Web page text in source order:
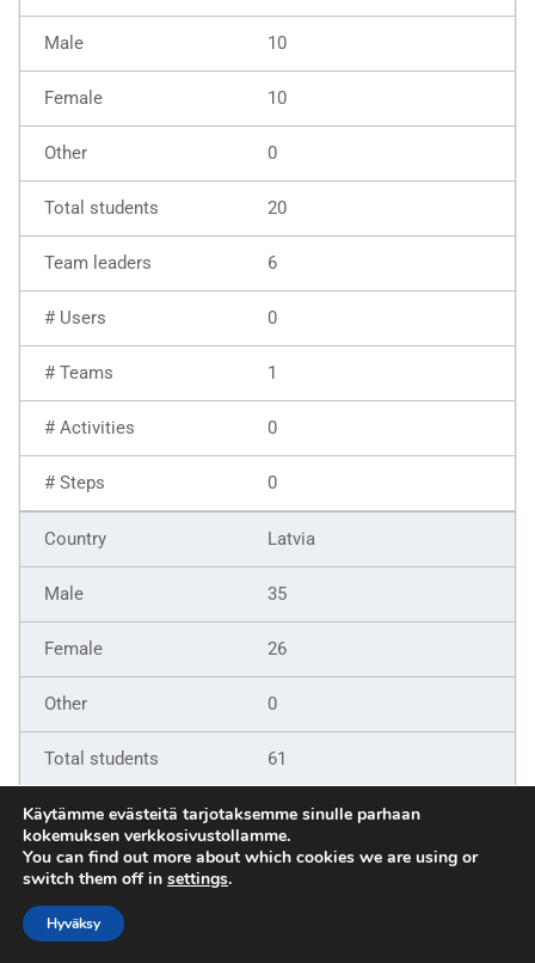
10
10
0
20
6
0
1
0
0
Latvia
35
26
0
61
9
6
Käytämme evästeitä tarjotaksemme sinulle parhaan
kokemuksen verkkosivustollamme.
You can find out more about which cookies we are using or
switch them off in settings.
Hyväksy